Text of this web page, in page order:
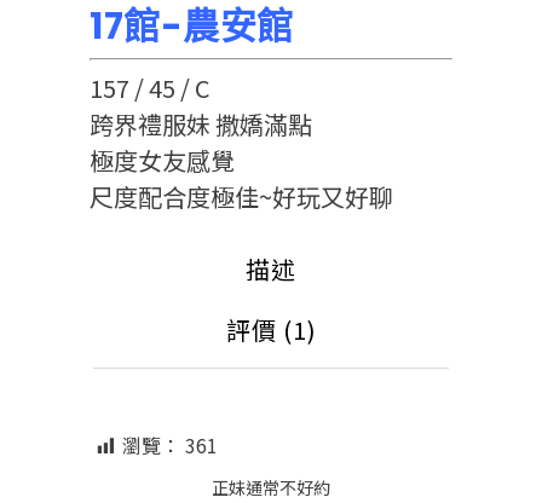
17館-農安館
157 / 45 / C
跨界禮服妹 撒嬌滿點
極度女友感覺
尺度配合度極佳~好玩又好聊
描述
評價 (1)
瀏覽： 361
正妹通常不好約